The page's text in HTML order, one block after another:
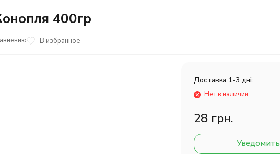
400гр
В избранное
Доставка 1-3 дні:
Нет в наличии
28 грн.
Уведомить